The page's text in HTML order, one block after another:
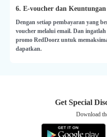
6. E-voucher dan
Dengan setiap pembayaran yang
voucher melalui email. Dan
promo RedDoorz untuk
dapatkan.
Get Special
Download